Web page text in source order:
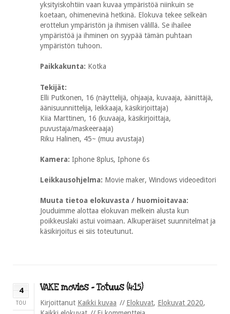
yksityiskohtiin vaan kuvaa ympäristöä niinkuin se
koetaan, ohimenevinä hetkinä. Elokuva tekee selkeän
erottelun ympäristön ja ihmisen välillä. Se ihailee
ympäristöä ja ihminen on syypää tämän puhtaan
ympäristön tuhoon.
Paikkakunta: Kotka
Tekijät:
Elli Putkonen, 16 (näyttelijä, ohjaaja, kuvaaja, äänittäjä,
äänisuunnittelija, leikkaaja, käsikirjoittaja)
Kiia Marttinen, 16 (kuvaaja, käsikirjoittaja,
puvustaja/maskeeraaja)
Riku Halinen, 45~ (muu avustaja)
Kamera: Iphone 8plus, Iphone 6s
Leikkausohjelma: Movie maker, Windows videoeditori
Muuta tietoa elokuvasta / huomioitavaa:
Jouduimme alottaa elokuvan melkein alusta kun
poikkeuslaki astui voimaan. Alkuperäiset suunnitelmat ja
käsikirjoitus ei siis toteutunut.
4
TOU
VAKE movies – Totuus (4:15)
Kirjoittanut Kaikki kuvaa Elokuvat, Elokuvat 2020,